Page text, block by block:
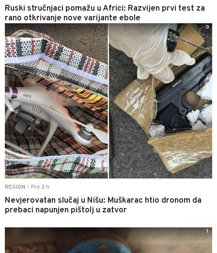
Ruski stručnjaci pomažu u Africi: Razvijen prvi test za
rano otkrivanje nove varijante ebole
REGION Pre 3 h
Nevjerovatan slučaj u Nišu: Muškarac htio dronom da
prebaci napunjen pištolj u zatvor
0
1